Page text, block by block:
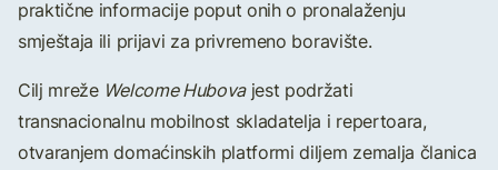
praktične informacije poput onih o pronalaženju
smještaja ili prijavi za privremeno boravište.
Cilj mreže Welcome Hubovajest podržati
transnacionalnu mobilnost skladatelja i repertoara,
otvaranjem domaćinskih platformi diljem zemalja članica